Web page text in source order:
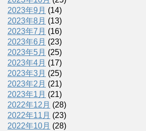
2023年9月 (14)
2023年8月 (13)
2023年7月 (16)
2023年6月 (23)
2023年5月 (25)
2023年4月 (17)
2023年3月 (25)
2023年2月 (21)
2023年1月 (21)
2022年12月 (28)
2022年11月 (23)
2022年10月 (28)